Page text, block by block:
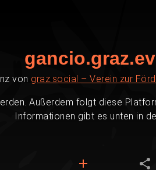
von graz.social – Verein zur
Außerdem folgt diese
Informationen gibt es unten in